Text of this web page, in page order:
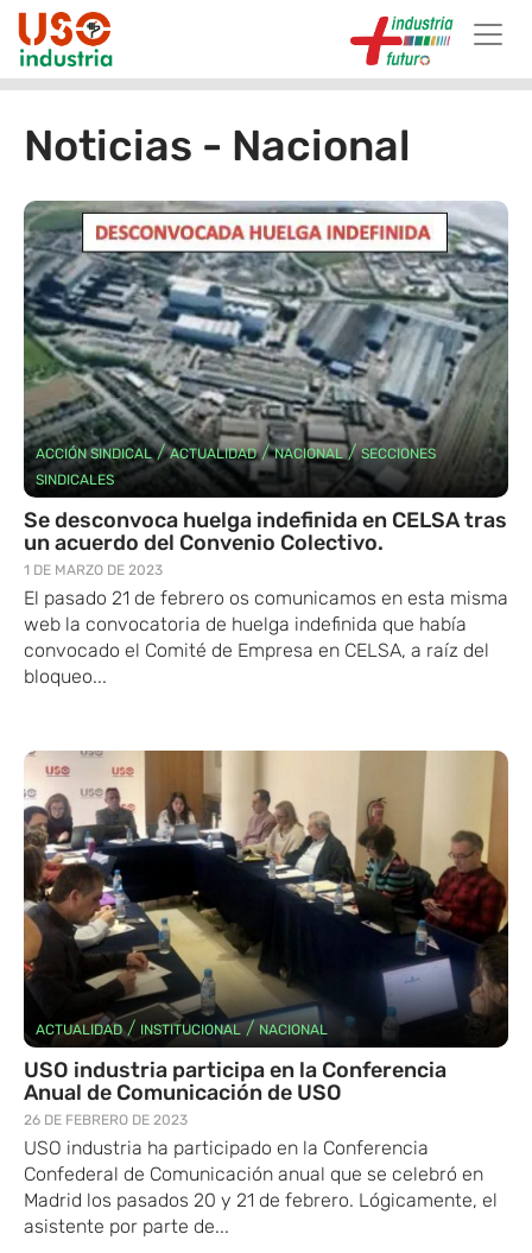
Skip to main content
Noticias - Nacional
ACCIÓN SINDICAL/ACTUALIDAD/NACIONAL/SECCIONES
SINDICALES
Se desconvoca huelga indefinida en CELSA tras
un acuerdo del Convenio Colectivo.
1 DE MARZO DE 2023
El pasado 21 de febrero os comunicamos en esta misma
web la convocatoria de huelga indefinida que había
convocado el Comité de Empresa en CELSA, a raíz del
bloqueo...
ACTUALIDAD/ INSTITUCIONAL /NACIONAL
USO industria participa en la Conferencia
Anual de Comunicación de USO
26 DE FEBRERO DE 2023
USO industria ha participado en la Conferencia
Confederal de Comunicación anual que se celebró en
Madrid los pasados 20 y 21 de febrero. Lógicamente, el
asistente por parte de...